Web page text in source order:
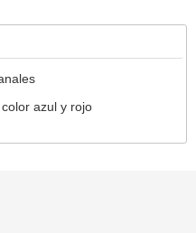
azul y rojo